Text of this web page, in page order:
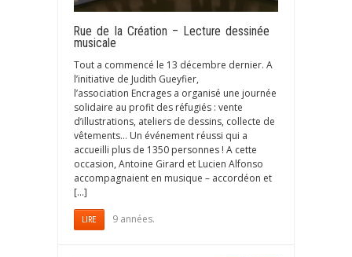
Rue de la Création – Lecture dessinée
musicale
Tout a commencé le 13 décembre dernier. A
l’initiative de Judith Gueyfier,
l’association Encrages a organisé une journée
solidaire au profit des réfugiés : vente
d’illustrations, ateliers de dessins, collecte de
vêtements… Un événement réussi qui a
accueilli plus de 1350 personnes ! A cette
occasion, Antoine Girard et Lucien Alfonso
accompagnaient en musique – accordéon et
[…]
LIRE 9 années.